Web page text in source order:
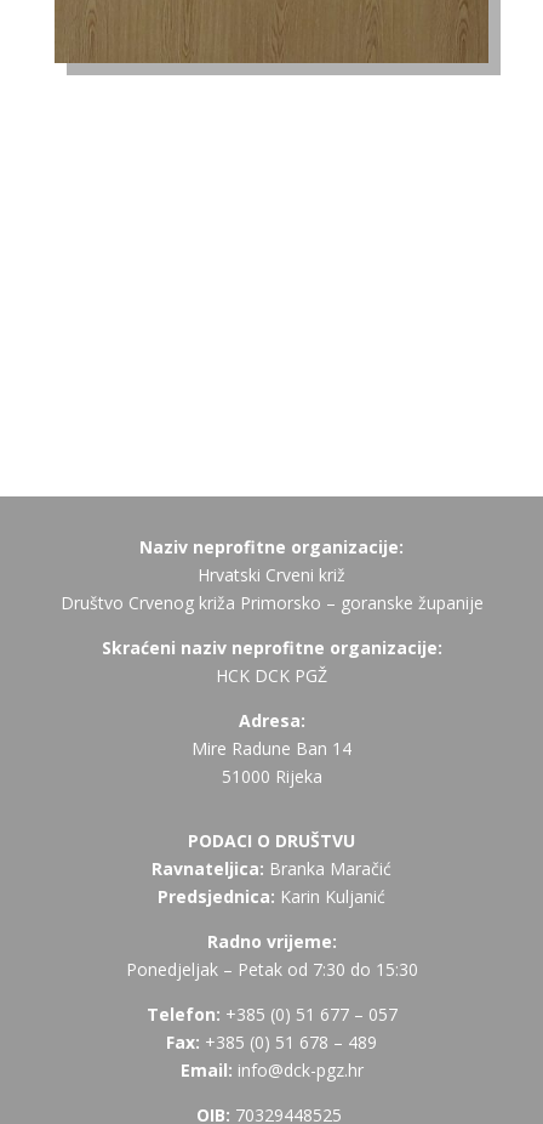
Naziv neprofitne organizacije:
Hrvatski Crveni križ
Društvo Crvenog križa Primorsko – goranske županije
Skraćeni naziv neprofitne organizacije:
HCK DCK PGŽ
Adresa:
Mire Radune Ban 14
51000 Rijeka
PODACI O DRUŠTVU
Ravnateljica: Branka Maračić
Predsjednica: Karin Kuljanić
Radno vrijeme:
Ponedjeljak – Petak od 7:30 do 15:30
Telefon: +385 (0) 51 677 – 057
Fax: +385 (0) 51 678 – 489
Email: info@dck-pgz.hr
OIB: 70329448525